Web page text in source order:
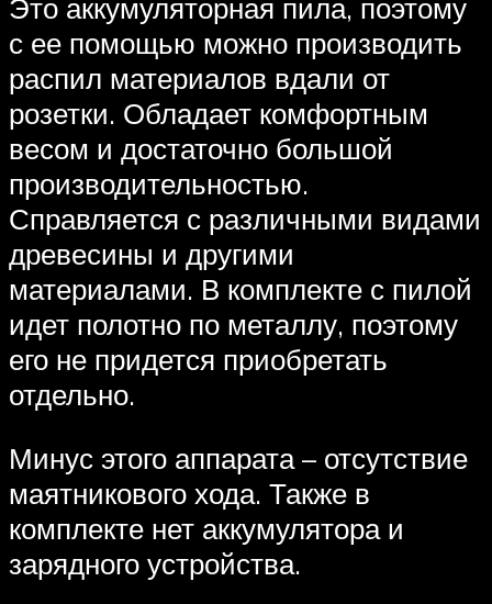
Это аккумуляторная пила, поэтому
с ее помощью можно производить
распил материалов вдали от
розетки. Обладает комфортным
весом и достаточно большой
производительностью.
Справляется с различными видами
древесины и другими
материалами. В комплекте с пилой
идет полотно по металлу, поэтому
его не придется приобретать
отдельно.
Минус этого аппарата – отсутствие
маятникового хода. Также в
комплекте нет аккумулятора и
зарядного устройства.